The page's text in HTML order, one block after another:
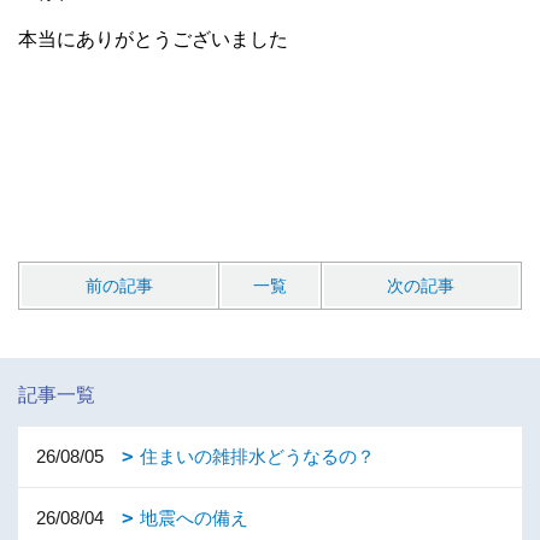
本当にありがとうございました
前の記事 一覧 次の記事
記事一覧
26/08/05 住まいの雑排水どうなるの？
26/08/04 地震への備え